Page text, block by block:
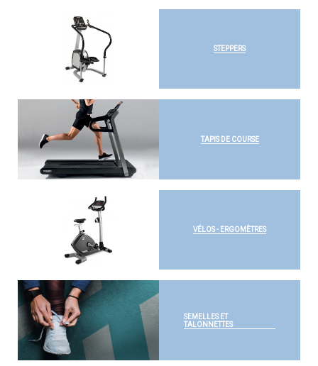
STEPPERS
TAPIS DE COURSE
VÉLOS - ERGOMÈTRES
SEMELLES ET
TALONNETTES